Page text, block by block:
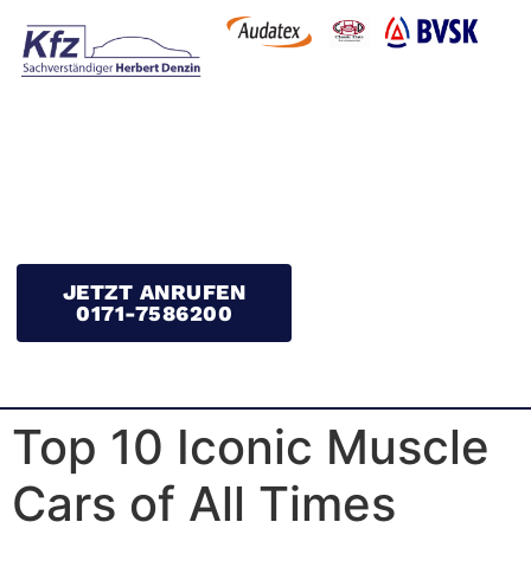
JETZT ANRUFEN
0171-7586200
Top 10 Iconic Muscle
Cars of All Times